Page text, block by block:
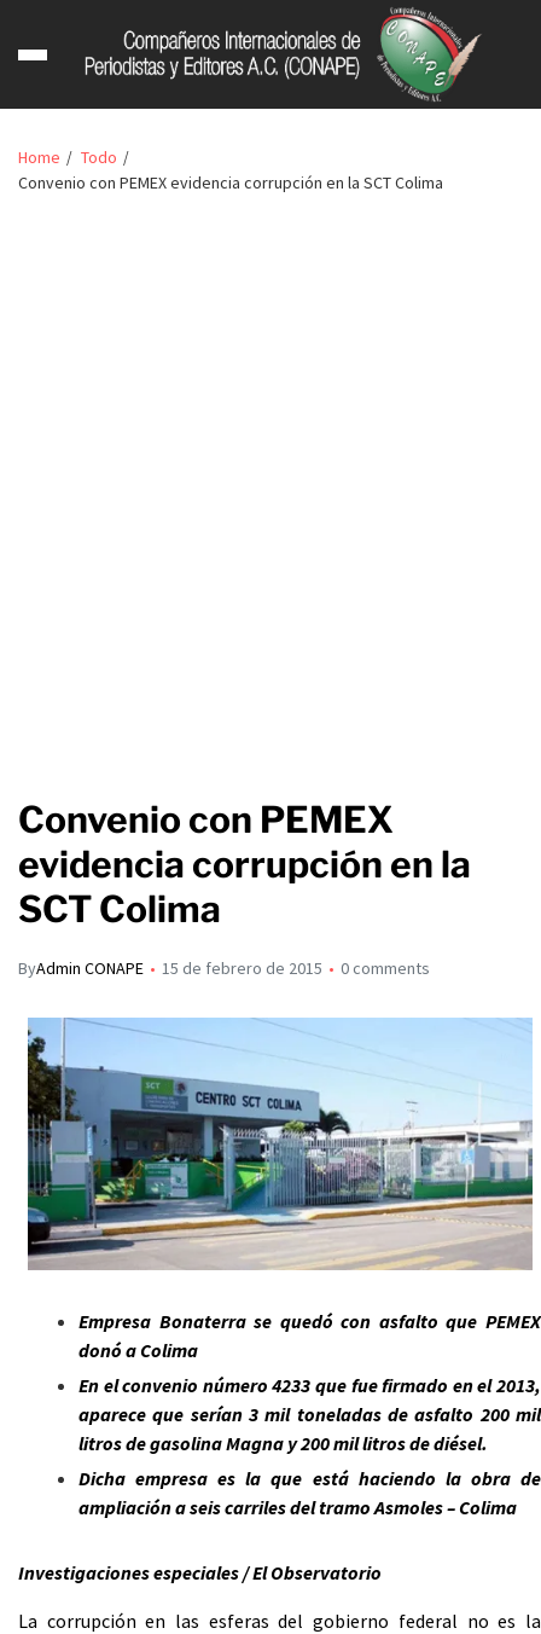
Home
Todo
Convenio con PEMEX evidencia corrupción en la SCT Colima
Convenio con PEMEX
evidencia corrupción en la
SCT Colima
ByAdmin CONAPE 15 de febrero de 2015 0 comments
Empresa Bonaterra se quedó con asfalto que PEMEX
donó a Colima
En el convenio número 4233 que fue firmado en el 2013,
aparece que serían 3 mil toneladas de asfalto 200 mil
litros de gasolina Magna y 200 mil litros de diésel.
Dicha empresa es la que está haciendo la obra de
ampliación a seis carriles del tramo Asmoles – Colima
Investigaciones especiales / El Observatorio
La corrupción en las esferas del gobierno federal no es la